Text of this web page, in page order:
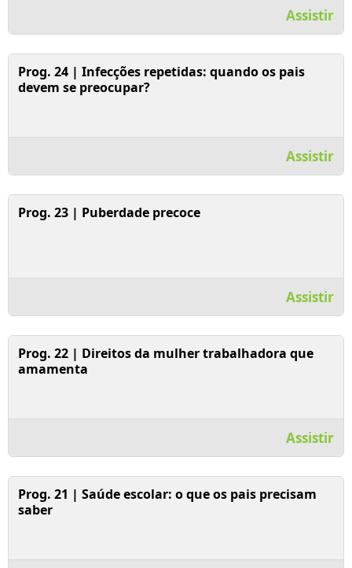
Assistir
Prog. 24 | Infecções repetidas: quando os pais
devem se preocupar?
Assistir
Prog. 23 | Puberdade precoce
Assistir
Prog. 22 | Direitos da mulher trabalhadora que
amamenta
Assistir
Prog. 21 | Saúde escolar: o que os pais precisam
saber